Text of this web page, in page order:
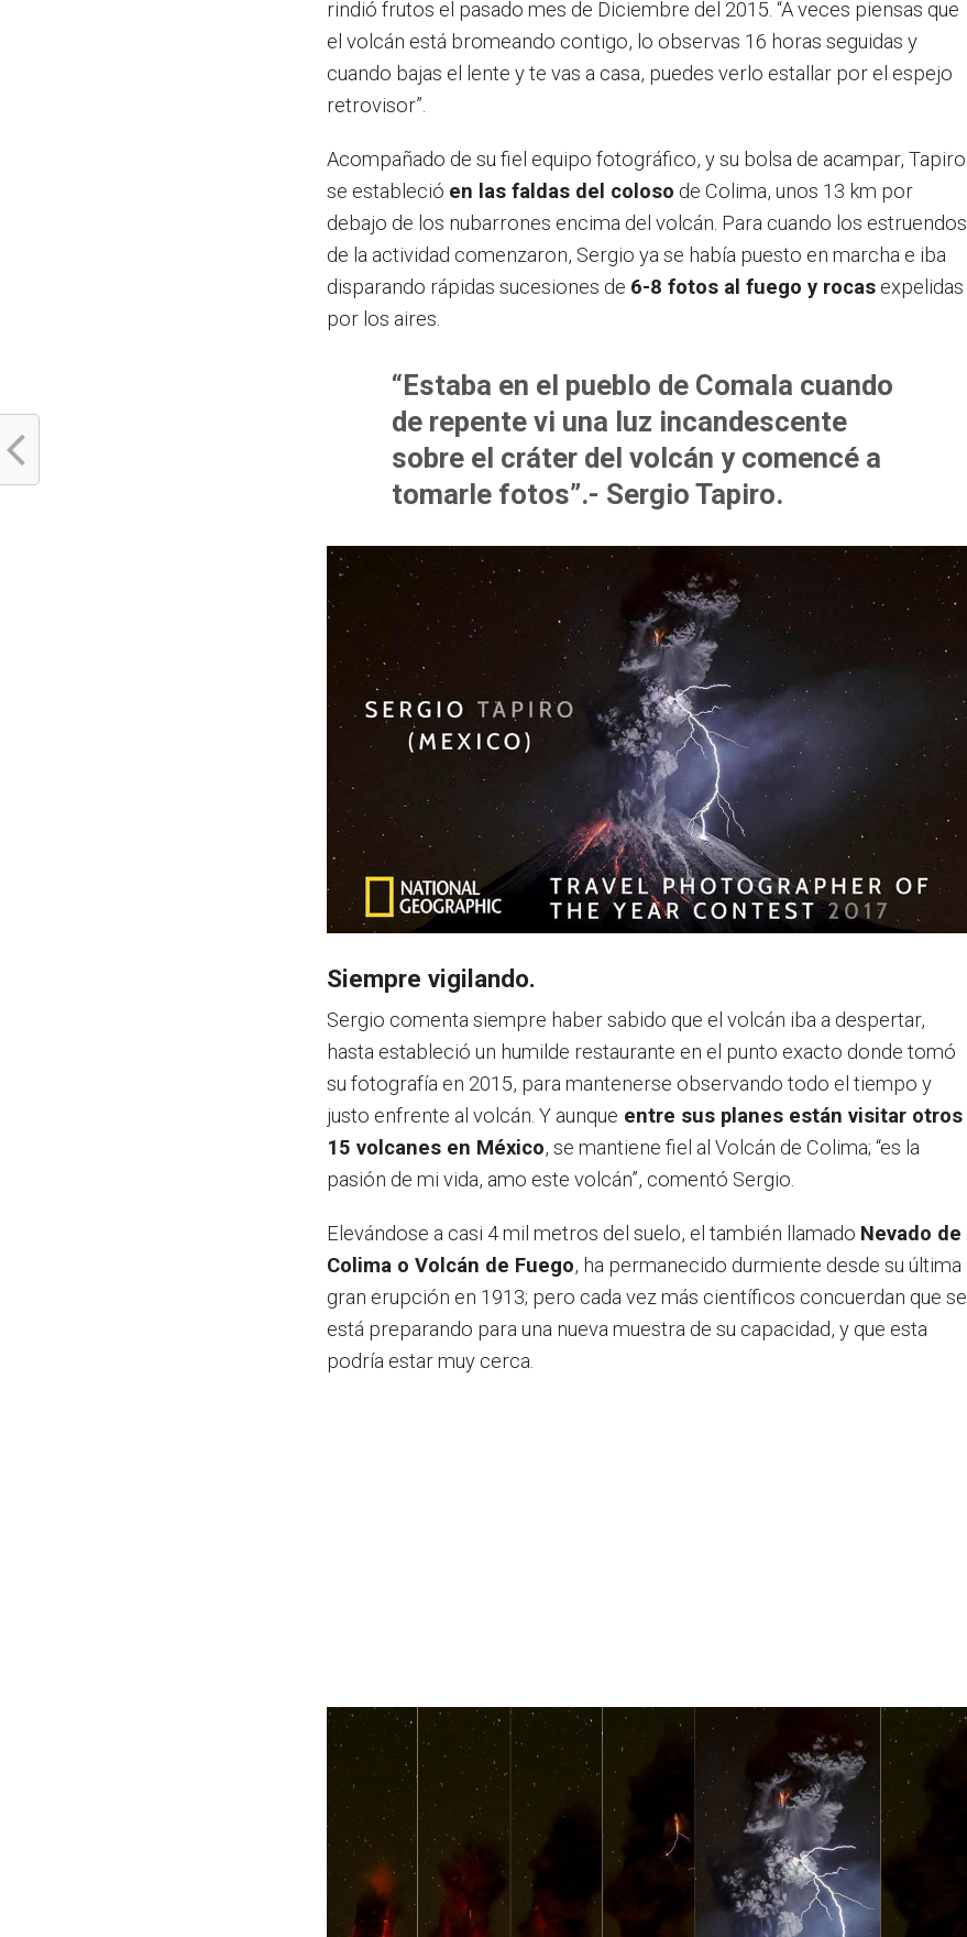
rindió frutos el pasado mes de Diciembre del 2015. “A veces piensas que
el volcán está bromeando contigo, lo observas 16 horas seguidas y
cuando bajas el lente y te vas a casa, puedes verlo estallar por el espejo
retrovisor”.
Acompañado de su fiel equipo fotográfico, y su bolsa de acampar, Tapiro
se estableció en las faldas del coloso de Colima, unos 13 km por
debajo de los nubarrones encima del volcán. Para cuando los estruendos
de la actividad comenzaron, Sergio ya se había puesto en marcha e iba
disparando rápidas sucesiones de 6-8 fotos al fuego y rocas expelidas
por los aires.
“Estaba en el pueblo de Comala cuando
de repente vi una luz incandescente
sobre el cráter del volcán y comencé a
tomarle fotos”.- Sergio Tapiro.
Siempre vigilando.
Sergio comenta siempre haber sabido que el volcán iba a despertar,
hasta estableció un humilde restaurante en el punto exacto donde tomó
su fotografía en 2015, para mantenerse observando todo el tiempo y
justo enfrente al volcán. Y aunque entre sus planes están visitar otros
15 volcanes en México, se mantiene fiel al Volcán de Colima; “es la
pasión de mi vida, amo este volcán”, comentó Sergio.
Elevándose a casi 4 mil metros del suelo, el también llamado Nevado de
Colima o Volcán de Fuego, ha permanecido durmiente desde su última
gran erupción en 1913; pero cada vez más científicos concuerdan que se
está preparando para una nueva muestra de su capacidad, y que esta
podría estar muy cerca.